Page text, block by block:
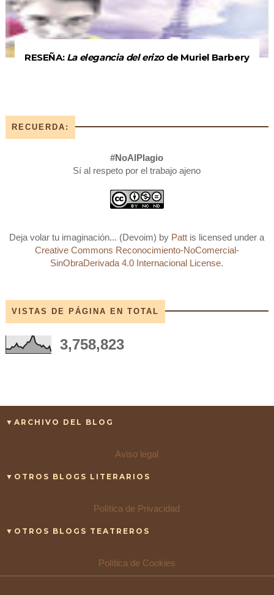
RESEÑA: La elegancia del erizode Muriel Barbery
RECUERDA:
#NoAlPlagio
Sí al respeto por el trabajo ajeno
Deja volar tu imaginación... (Devoim) by Patt is licensed under a
Creative Commons Reconocimiento-NoComercial-
SinObraDerivada 4.0 Internacional License.
VISTAS DE PÁGINA EN TOTAL
3,758,823
▼ARCHIVO DEL BLOG
Aviso legal
▼OTROS BLOGS LITERARIOS
Política de Privacidad
▼OTROS BLOGS TEATREROS
Política de Cookies